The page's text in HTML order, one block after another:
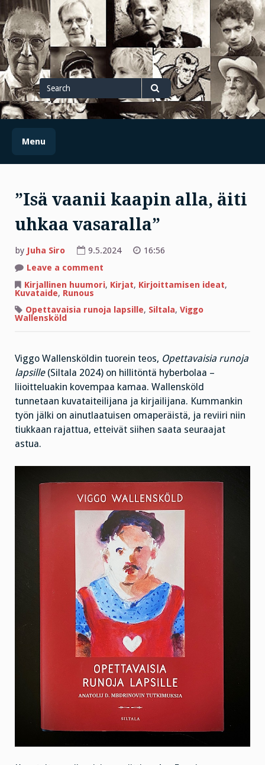
Skip
to
content
Search
for
Search
Menu
”Isä vaanii kaapin alla, äiti
uhkaa vasaralla”
by Juha Siro 9.5.2024
16:56
Leave a comment
vaanii
kaapin
äiti
uhkaa
Kirjallinen huumori, Kirjat, Kirjoittamisen ideat,
Kuvataide, Runous
Opettavaisia runoja lapsille, Siltala, Viggo
Wallensköld
Viggo Wallensköldin tuorein teos, Opettavaisia runoja
lapsille(Siltala 2024) on hillitöntä hyberbolaa –
liioitteluakin kovempaa kamaa. Wallensköld
tunnetaan kuvataiteilijana ja kirjailijana. Kummankin
työn jälki on ainutlaatuisen omaperäistä, ja reviiri niin
tiukkaan rajattua, etteivät siihen saata seuraajat
astua.